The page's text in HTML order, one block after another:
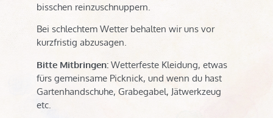
bisschen reinzuschnuppern.
Bei schlechtem Wetter behalten wir uns vor
kurzfristig abzusagen.
Bitte Mitbringen: Wetterfeste Kleidung, etwas
fürs gemeinsame Picknick, und wenn du hast
Gartenhandschuhe, Grabegabel, Jätwerkzeug
etc.